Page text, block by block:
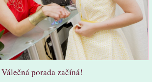
Válečná porada začíná!